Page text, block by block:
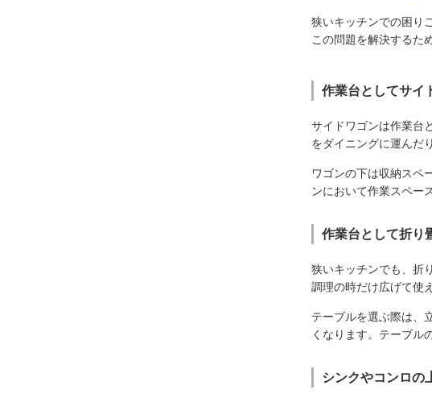
狭いキッチンでの困り
この問題を解決するた
作業台としてサイ
サイドワゴンは作業台
をダイニングに運んだ
ワゴンの下は収納スペ
ンにおいて作業スペー
作業台として折り
狭いキッチンでも、折
調理の時だけ広げて使
テーブルを選ぶ際は、
くなります。テーブル
シンクやコンロの